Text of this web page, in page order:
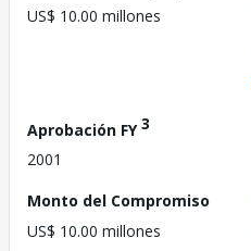
US$ 10.00 millones
Aprobación FY3
2001
Monto del Compromiso
US$ 10.00 millones